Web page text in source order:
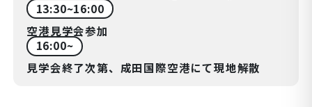
13:30~16:00
空港見学会参加
16:00~
見学会終了次第、成田国際空港にて現地解散